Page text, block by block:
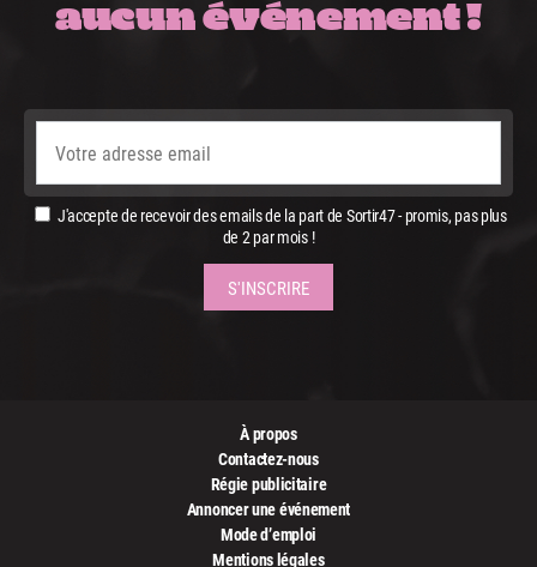
aucun événement !
J'accepte de recevoir des emails de la part de Sortir47 - promis, pas plus
de 2 par mois !
À propos
Contactez-nous
Régie publicitaire
Annoncer une événement
Mode d’emploi
Mentions légales